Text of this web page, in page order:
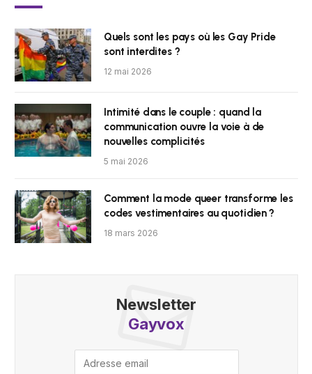
Quels sont les pays où les Gay Pride
sont interdites ?
12 mai 2026
Intimité dans le couple : quand la
communication ouvre la voie à de
nouvelles complicités
5 mai 2026
Comment la mode queer transforme les
codes vestimentaires au quotidien ?
18 mars 2026
Newsletter
Gayvox